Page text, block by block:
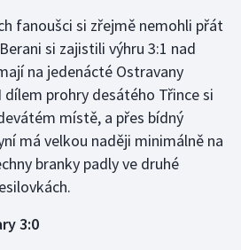
fanoušci si zřejmě nemohli přát
si zajistili výhru 3:1 nad
na jedenácté Ostravany
prohry desátého Třince si
místě, a přes bídný
má velkou naději minimálně na
branky padly ve druhé
3:0